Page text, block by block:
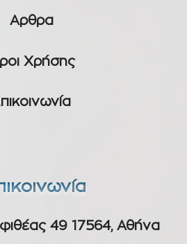
Αρθρα
Χρήσης
49 17564, Αθήνα